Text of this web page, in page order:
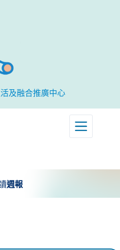
及融合推廣中心
週報